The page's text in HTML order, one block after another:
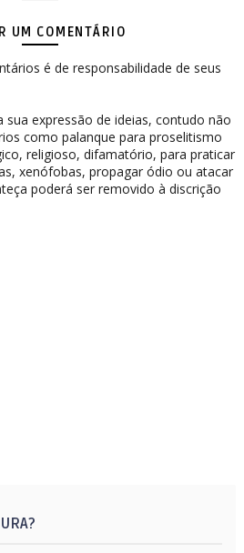
UM COMENTÁRIO
é de responsabilidade de seus
expressão de ideias, contudo não
como palanque para proselitismo
religioso, difamatório, para praticar
xenófobas, propagar ódio ou atacar
poderá ser removido à discrição